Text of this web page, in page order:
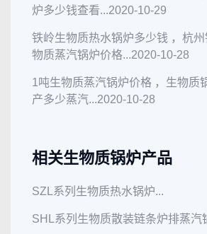
炉多少钱查看...2020-10-29
铁岭生物质热水锅炉多少钱 ，杭
物质蒸汽锅炉价格...2020-10-28
1吨生物质蒸汽锅炉价格 ，生物质
产多少蒸汽...2020-10-28
相关生物质锅炉产品
SZL系列生物质热水锅炉...
SHL系列生物质散装链条炉排蒸汽